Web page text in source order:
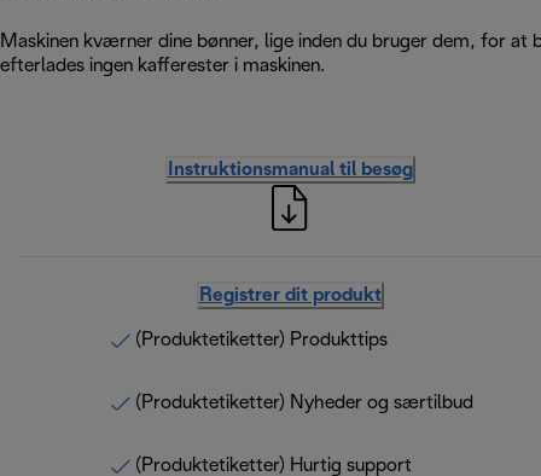
Maskinen kværner dine bønner, lige inden du bruger dem, for
efterlades ingen kafferester i maskinen.
Instruktionsmanual til besøg
Registrer dit produkt
(Produktetiketter) Produkttips
(Produktetiketter) Nyheder og særtilbud
(Produktetiketter) Hurtig support